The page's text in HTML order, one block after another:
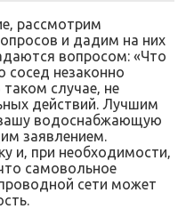
рассмотрим
и дадим на них
вопросом: «Что
сосед незаконно
случае‚ не
действий. Лучшим
водоснабжающую
заявлением.
и‚ при необходимости‚
самовольное
сети может